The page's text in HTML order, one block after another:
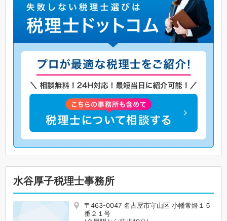
水谷厚子税理士事務所
〒463-0047 名古屋市守山区 小幡常燈１５
番２１号